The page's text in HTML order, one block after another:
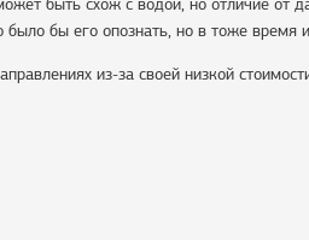
быть схож с водой, но отличие от
бы его опознать, но в тоже время
из-за своей низкой